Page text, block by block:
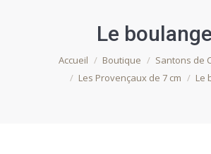
Le
Vous êtes ici :
Accueil Boutique
Santons de
Les Provençaux de 7 cm
Le